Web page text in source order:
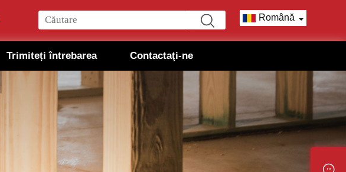
Română
Trimiteți întrebarea Contactaţi-ne